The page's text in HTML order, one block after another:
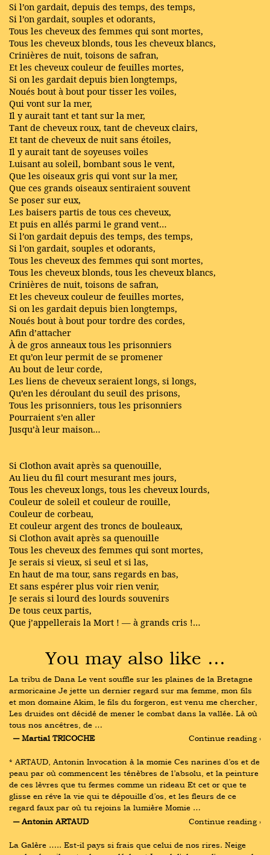
Si l’on gardait, depuis des temps, des temps,
Si l’on gardait, souples et odorants,
Tous les cheveux des femmes qui sont mortes,
Tous les cheveux blonds, tous les cheveux blancs,
Crinières de nuit, toisons de safran,
Et les cheveux couleur de feuilles mortes,
Si on les gardait depuis bien longtemps,
Noués bout à bout pour tisser les voiles,
Qui vont sur la mer,
Il y aurait tant et tant sur la mer,
Tant de cheveux roux, tant de cheveux clairs,
Et tant de cheveux de nuit sans étoiles,
Il y aurait tant de soyeuses voiles
Luisant au soleil, bombant sous le vent,
Que les oiseaux gris qui vont sur la mer,
Que ces grands oiseaux sentiraient souvent
Se poser sur eux,
Les baisers partis de tous ces cheveux,
Et puis en allés parmi le grand vent…
Si l’on gardait depuis des temps, des temps,
Si l’on gardait, souples et odorants,
Tous les cheveux des femmes qui sont mortes,
Tous les cheveux blonds, tous les cheveux blancs,
Crinières de nuit, toisons de safran,
Et les cheveux couleur de feuilles mortes,
Si on les gardait depuis bien longtemps,
Noués bout à bout pour tordre des cordes,
Afin d’attacher
À de gros anneaux tous les prisonniers
Et qu’on leur permit de se promener
Au bout de leur corde,
Les liens de cheveux seraient longs, si longs,
Qu’en les déroulant du seuil des prisons,
Tous les prisonniers, tous les prisonniers
Pourraient s’en aller
Jusqu’à leur maison…
Si Clothon avait après sa quenouille,
Au lieu du fil court mesurant mes jours,
Tous les cheveux longs, tous les cheveux lourds,
Couleur de soleil et couleur de rouille,
Couleur de corbeau,
Et couleur argent des troncs de bouleaux,
Si Clothon avait après sa quenouille
Tous les cheveux des femmes qui sont mortes,
Je serais si vieux, si seul et si las,
En haut de ma tour, sans regards en bas,
Et sans espérer plus voir rien venir,
Je serais si lourd des lourds souvenirs
De tous ceux partis,
Que j’appellerais la Mort ! — à grands cris !…
You may also like …
La tribu de Dana Le vent souffle sur les plaines de la Bretagne
armoricaine Je jette un dernier regard sur ma femme, mon fils
et mon domaine Akim, le fils du forgeron, est venu me chercher,
Les druides ont décidé de mener le combat dans la vallée. Là où
tous nos ancêtres, de …
― Martial TRICOCHE
Continue reading ›
* ARTAUD, Antonin Invocation à la momie Ces narines d’os et de
peau par où commencent les ténèbres de l’absolu, et la peinture
de ces lèvres que tu fermes comme un rideau Et cet or que te
glisse en rêve la vie qui te dépouille d’os, et les fleurs de ce
regard faux par où tu rejoins la lumière Momie …
― Antonin ARTAUD
Continue reading ›
La Galère ….. Est-il pays si frais que celui de nos rires. Neige